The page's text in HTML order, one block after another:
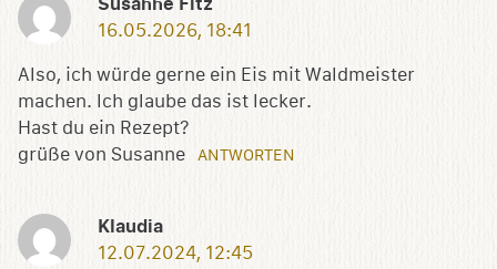
16.05.2026, 18:41
Also, ich würde gerne ein Eis mit Waldmeister
machen. Ich glaube das ist lecker.
Hast du ein Rezept?
grüße von Susanne
ANTWORTEN
Klaudia
12.07.2024, 12:45